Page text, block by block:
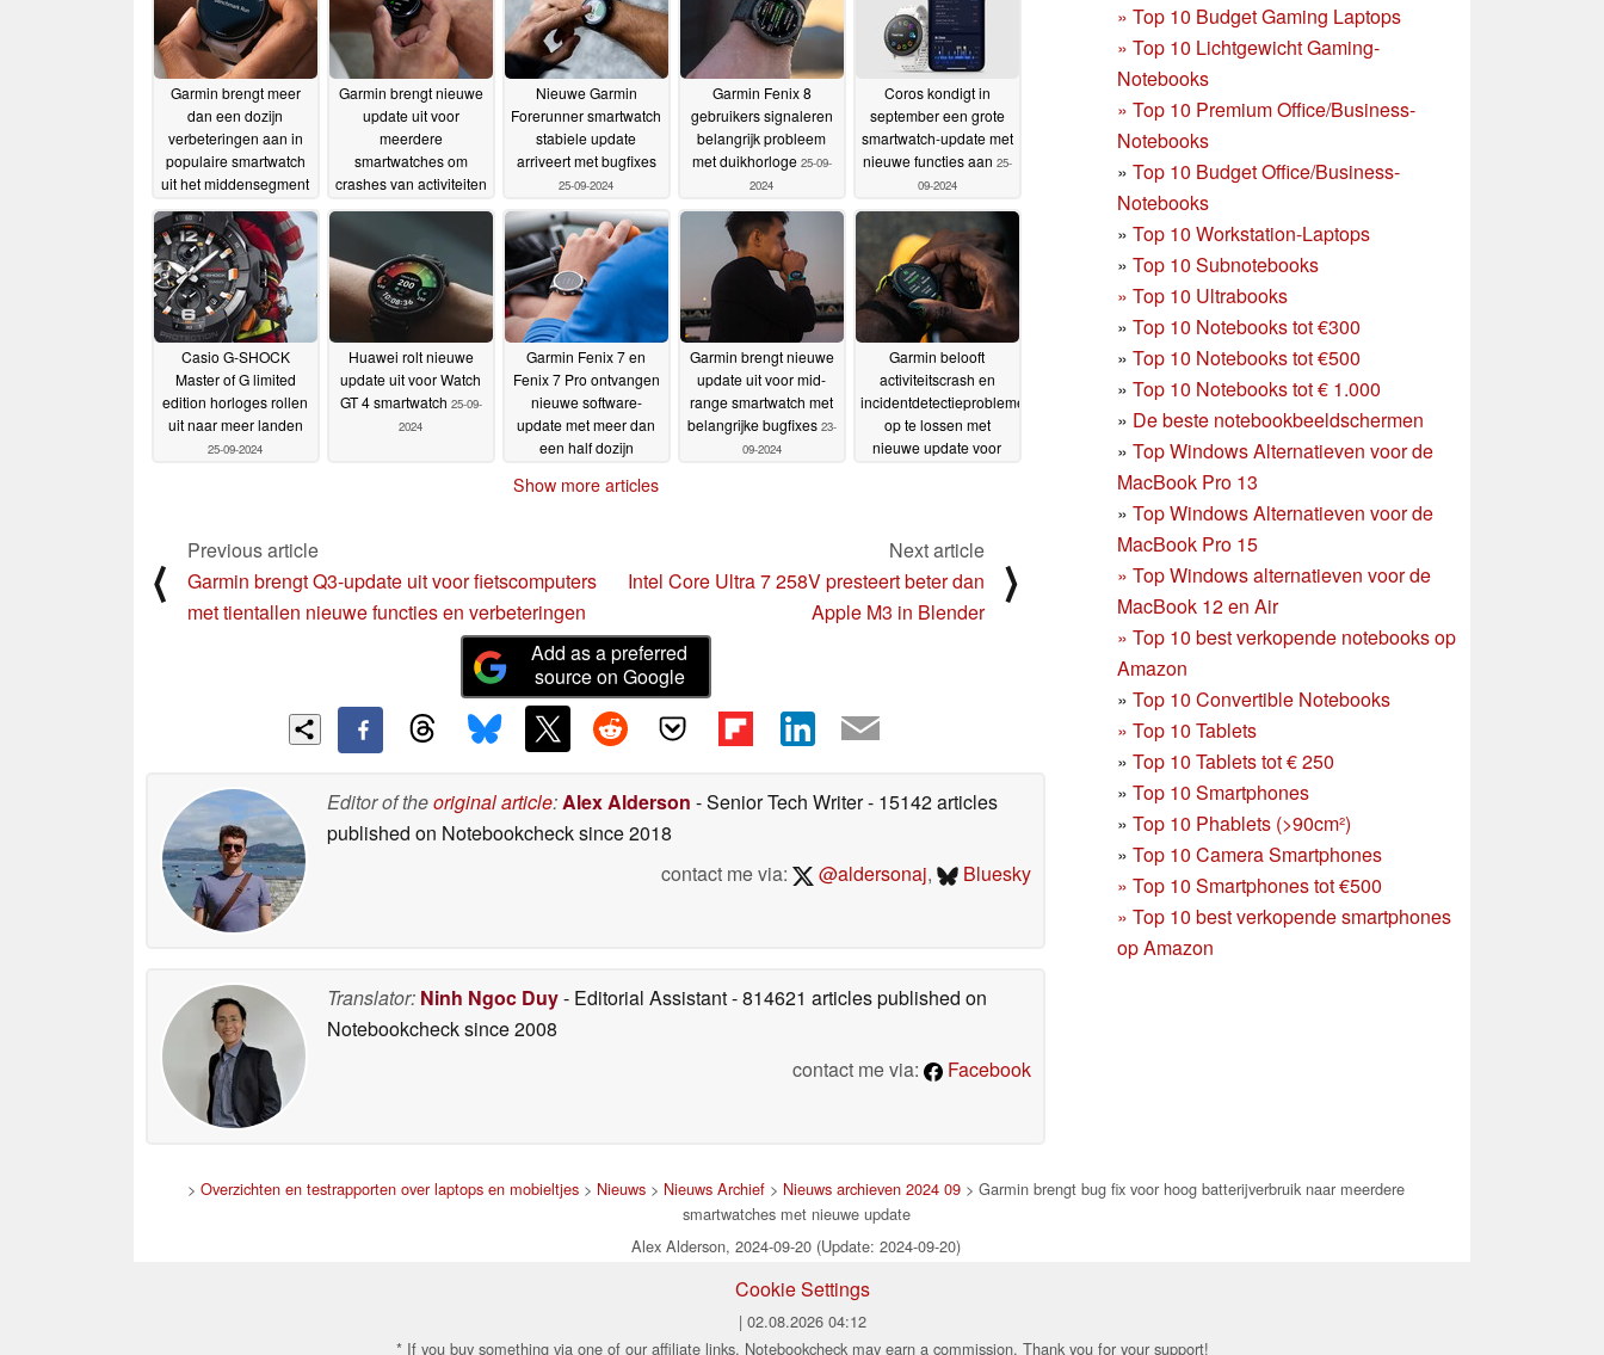
» Top 10 Budget Gaming Laptops
» Top 10 Lichtgewicht Gaming-
Notebooks
» Top 10 Premium Office/Business-
Notebooks
» Top 10 Budget Office/Business-
Notebooks
» Top 10 Workstation-Laptops
» Top 10 Subnotebooks
» Top 10 Ultrabooks
» Top 10 Notebooks tot €300
» Top 10 Notebooks tot €500
» Top 10 Notebooks tot € 1.000
» De beste notebookbeeldschermen
» Top Windows Alternatieven voor de
MacBook Pro 13
» Top Windows Alternatieven voor de
MacBook Pro 15
» Top Windows alternatieven voor de
MacBook 12 en Air
» Top 10 best verkopende notebooks op
Amazon
» Top 10 Convertible Notebooks
» Top 10 Tablets
» Top 10 Tablets tot € 250
» Top 10 Smartphones
» Top 10 Phablets (>90cm²)
» Top 10 Camera Smartphones
» Top 10 Smartphones tot €500
» Top 10 best verkopende smartphones
op Amazon
Garmin brengt meer
dan een dozijn
verbeteringen aan in
populaire smartwatch
uit het middensegment
26-
09-2024
Garmin brengt nieuwe
update uit voor
meerdere
smartwatches om
crashes van activiteiten
26-09-2024
Nieuwe Garmin
Forerunner smartwatch
stabiele update
arriveert met bugfixes
25-09-2024
Garmin Fenix 8
gebruikers signaleren
belangrijk probleem
met duikhorloge 25-09-
2024
Coros kondigt in
september een grote
smartwatch-update met
nieuwe functies aan 25-
09-2024
Casio G-SHOCK
Master of G limited
edition horloges rollen
uit naar meer landen
25-09-2024
Huawei rolt nieuwe
update uit voor Watch
GT 4 smartwatch 25-09-
2024
Garmin Fenix 7 en
Fenix 7 Pro ontvangen
nieuwe software-
update met meer dan
een half dozijn
Garmin brengt nieuwe
update uit voor mid-
range smartwatch met
belangrijke bugfixes 23-
09-2024
Garmin belooft
activiteitscrash en
incidentdetectieproblemen
op te lossen met
nieuwe update voor
Show more articles
⟨
Previous article
Garmin brengt Q3-update uit voor fietscomputers
met tientallen nieuwe functies en verbeteringen
Next article
Intel Core Ultra 7 258V presteert beter dan
Apple M3 in Blender
⟩
Add as a preferred
source on Google
Editor of theoriginal article:Alex Alderson - Senior Tech Writer- 15142 articles
published on Notebookchecksince 2018
contact me via:
@aldersonaj, Bluesky
Translator: Ninh Ngoc Duy- Editorial Assistant- 814621 articles published on
Notebookchecksince 2008
contact me via:
Facebook
> Overzichten en testrapporten over laptops en mobieltjes > Nieuws > Nieuws Archief > Nieuws archieven 2024 09 > Garmin brengt bug fix voor hoog batterijverbruik naar meerdere
smartwatches met nieuwe update
Alex Alderson, 2024-09-20 (Update: 2024-09-20)
Cookie Settings
| 02.08.2026 04:12
* If you buy something via one of our affiliate links, Notebookcheck may earn a commission. Thank you for your support!